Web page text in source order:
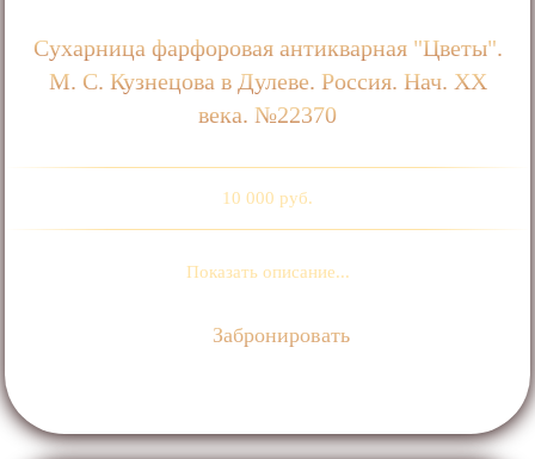
Сухарница фарфоровая антикварная "Цветы".
М. С. Кузнецова в Дулеве. Россия. Нач. ХХ
века. №22370
10 000 руб.
Показать описание...
Забронировать